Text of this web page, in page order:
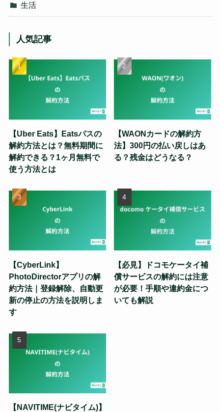
生活
人気記事
【Uber Eats】Eatsパスの
解約方法とは？無料期間に
解約できる？1ヶ月無料で
使う方法とは
【WAONカードの解約方
法】300円の払い戻しはあ
る？残金はどうなる？
【CyberLink】
PhotoDirectorアプリの解
約方法｜登録解除、自動更
新の停止の方法を説明しま
す
【必見】ドコモケータイ補
償サービスの解約には注意
が必要！手順や違約金につ
いても解説
【NAVITIME(ナビタイム)】